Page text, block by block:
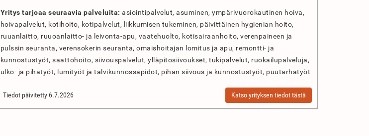
Yritys tarjoaa seuraavia palveluita: asiointipalvelut, asuminen, ympärivuorokautinen hoiva,
hoivapalvelut, kotihoito, kotipalvelut, liikkumisen tukeminen, päivittäinen hygienian hoito,
ruuanlaitto, ruuoanlaitto- ja leivonta-apu, vaatehuolto, kotisairaanhoito, verenpaineen ja
pulssin seuranta, verensokerin seuranta, omaishoitajan lomitus ja apu, remontti- ja
kunnostustyöt, saattohoito, siivouspalvelut, ylläpitosiivoukset, tukipalvelut, ruokailupalveluja,
ulko- ja pihatyöt, lumityöt ja talvikunnossapidot, pihan siivous ja kunnostustyöt, puutarhatyöt
Tiedot päivitetty 6.7.2026 Katso yrityksen tiedot tästä